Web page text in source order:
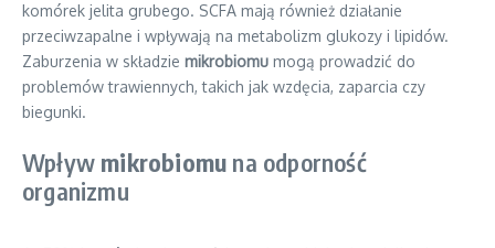
komórek jelita grubego. SCFA mają również działanie
przeciwzapalne i wpływają na metabolizm glukozy i lipidów.
Zaburzenia w składzie mikrobiomu mogą prowadzić do
problemów trawiennych, takich jak wzdęcia, zaparcia czy
biegunki.
Wpływ mikrobiomu na odporność
organizmu